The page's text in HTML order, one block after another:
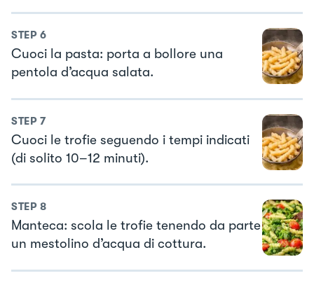
STEP 6
Cuoci la pasta: porta a bollore una
pentola d’acqua salata.
STEP 7
Cuoci le trofie seguendo i tempi indicati
(di solito 10–12 minuti).
STEP 8
Manteca: scola le trofie tenendo da parte
un mestolino d’acqua di cottura.